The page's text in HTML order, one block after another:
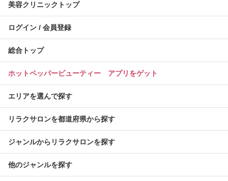
美容クリニックトップ
ログイン / 会員登録
総合トップ
ホットペッパービューティー アプリをゲット
エリアを選んで探す
リラクサロンを都道府県から探す
ジャンルからリラクサロンを探す
他のジャンルを探す